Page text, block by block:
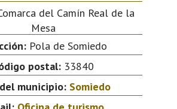
del Camín Real de la
Mesa
Pola de Somiedo
postal:33840
municipio: Somiedo